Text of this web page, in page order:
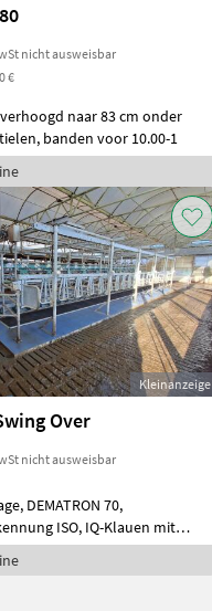
nicht ausweisbar
€
naar 83 cm onder
banden voor 10.00-1
Kleinanzeige
Over
nicht ausweisbar
DEMATRON 70,
ISO, IQ-Klauen mit